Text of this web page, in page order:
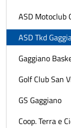
ASD Motoclub
ASD Tkd
Gaggiano
Golf Club San
GS Gaggiano
Coop. Terra e